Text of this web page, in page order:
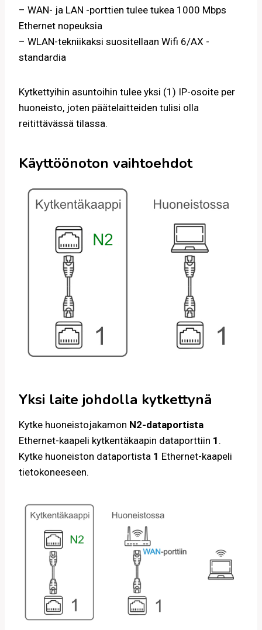
– WAN- ja LAN -porttien tulee tukea 1000 Mbps
Ethernet nopeuksia
– WLAN-tekniikaksi suositellaan Wifi 6/AX -
standardia
Kytkettyihin asuntoihin tulee yksi (1) IP-osoite per
huoneisto, joten päätelaitteiden tulisi olla
reitittävässä tilassa.
Käyttöönoton vaihtoehdot
Yksi laite johdolla kytkettynä
Kytke huoneistojakamon N2-dataportista
Ethernet-kaapeli kytkentäkaapin dataporttiin 1 .
Kytke huoneiston dataportista 1 Ethernet-kaapeli
tietokoneeseen.